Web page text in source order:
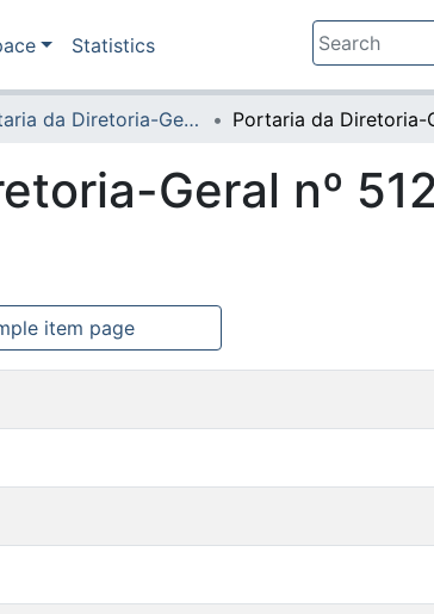
Statistics
Portaria da Diretoria-Geral
Geral nº
item page